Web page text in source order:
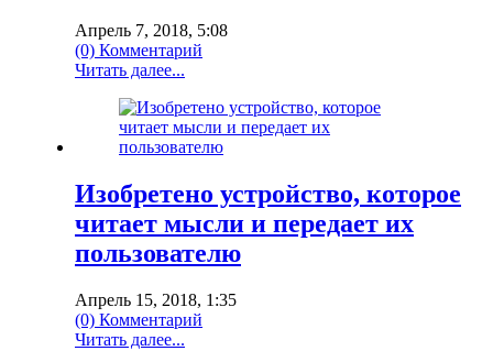
Апрель 7, 2018, 5:08
(0) Комментарий
Читать далее...
Изобретено устройство, которое
читает мысли и передает их
пользователю
Апрель 15, 2018, 1:35
(0) Комментарий
Читать далее...